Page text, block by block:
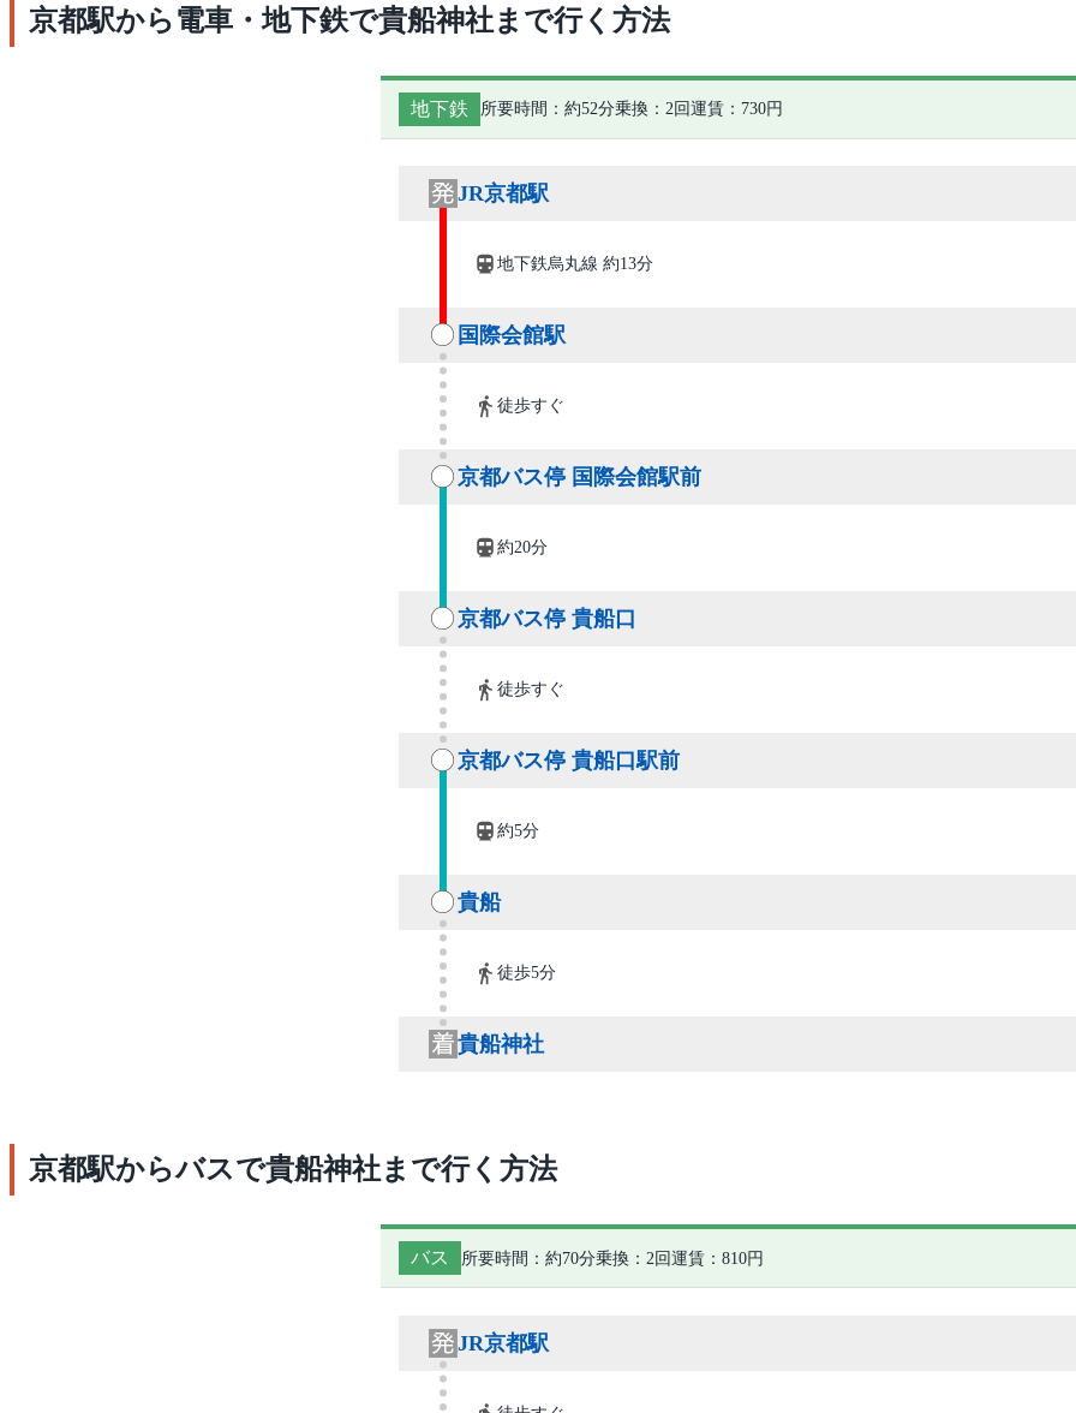
京都駅から電車・地下鉄で貴船神社まで行く方法
地下鉄 所要時間：約52分乗換：2回運賃：730円
JR京都駅
地下鉄烏丸線 約13分
国際会館駅
徒歩すぐ
京都バス停 国際会館駅前
約20分
京都バス停 貴船口
徒歩すぐ
京都バス停 貴船口駅前
約5分
貴船
徒歩5分
貴船神社
京都駅からバスで貴船神社まで行く方法
バス 所要時間：約70分乗換：2回 運賃：810円
JR京都駅